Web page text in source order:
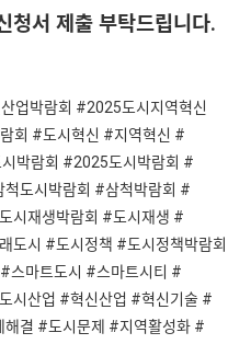
청서 제출 부탁드립니다.
업박람회 #2025도시지역혁신
회 #도시혁신 #지역혁신 #
박람회 #2025도시박람회 #
도시박람회 #삼척박람회 #
시재생박람회 #도시재생 #
도시 #도시정책 #도시정책박람회
스마트도시 #스마트시티 #
시산업 #혁신산업 #혁신기술 #
결 #도시문제 #지역활성화 #